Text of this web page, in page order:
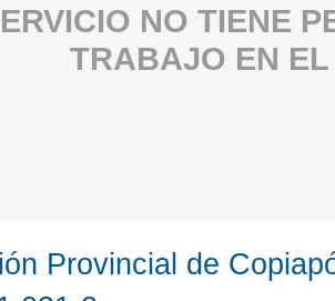
NO TIENE
TRABAJO EN
Provincial de